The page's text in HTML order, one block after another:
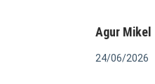
Agur Mikel
24/06/2026